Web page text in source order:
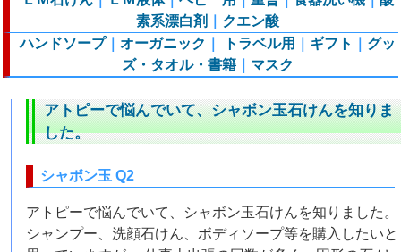
素系漂白剤
クエン酸
ハンドソープ｜ オーガニック トラベル用 ギフト
グッ
ズ・タオル・書籍
マスク
アトピーで悩んでいて、シャボン玉石けんを知りま
した。
シャボン玉 Q2
アトピーで悩んでいて、シャボン玉石けんを知りました。
シャンプー、洗顔石けん、ボディソープ等を購入したいと